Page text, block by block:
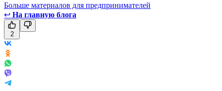
Больше материалов для предпринимателей
↩ На главную блога
2